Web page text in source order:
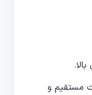
مستقیم و